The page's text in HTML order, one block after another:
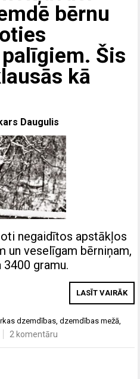
bērnu
Šis
kā
Daugulis
negaidītos apstākļos
un veselīgam bērniņam,
3400 gramu.
LASĪT VAIRĀK
dzemdības,dzemdības mežā,
2 komentāru